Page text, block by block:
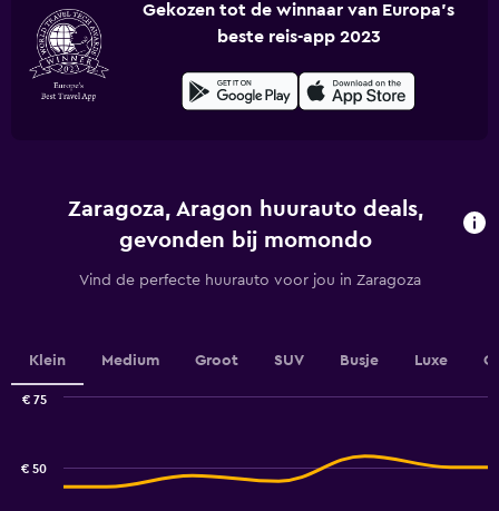
Gekozen tot de winnaar van Europa's
beste reis-app 2023
Zaragoza, Aragon huurauto deals,
gevonden bij momondo
Vind de perfecte huurauto voor jou in Zaragoza
Klein Medium Groot SUV Busje Luxe
€ 50
€ 75